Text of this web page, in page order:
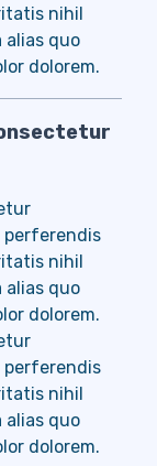
nihil
alias quo
dolorem.
perferendis
nihil
alias quo
dolorem.
perferendis
nihil
alias quo
dolorem.